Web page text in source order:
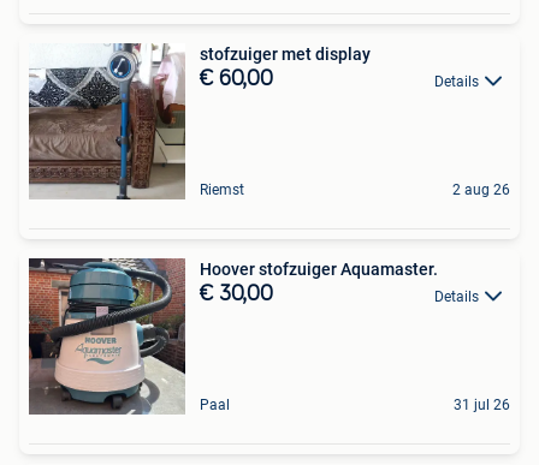
stofzuiger met display
€ 60,00 Details
Riemst 2 aug 26
Hoover stofzuiger Aquamaster.
€ 30,00 Details
Paal 31 jul 26